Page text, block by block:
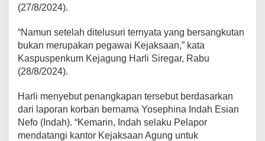
(27/8/2024).
“Namun setelah ditelusuri ternyata yang bersangkutan
bukan merupakan pegawai Kejaksaan,” kata
Kaspuspenkum Kejagung Harli Siregar, Rabu
(28/8/2024).
Harli menyebut penangkapan tersebut berdasarkan
dari laporan korban bernama Yosephina Indah Esian
Nefo (Indah). “Kemarin, Indah selaku Pelapor
mendatangi kantor Kejaksaan Agung untuk